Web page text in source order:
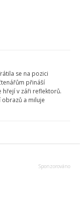
se na pozici
přináší
hřejí v záři reflektorů.
obrazů a miluje